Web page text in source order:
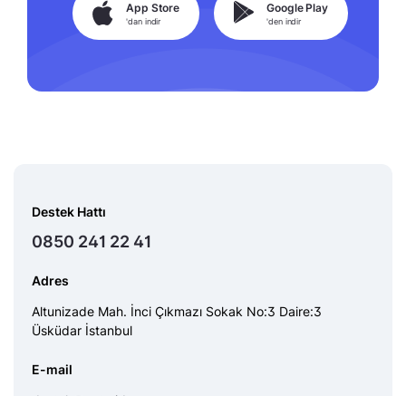
App Store
'dan indir
Google Play
'den indir
Destek Hattı
0850 241 22 41
Adres
Altunizade Mah. İnci Çıkmazı Sokak No:3 Daire:3
Üsküdar İstanbul
E-mail